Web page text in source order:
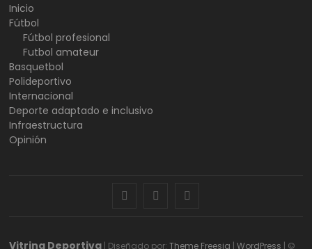
Inicio
Fútbol
Fútbol profesional
Futbol amateur
Basquetbol
Polideportivo
Internacional
Deporte adaptado e inclusivo
Infraestructura
Opinión
facebook twitter
Vitrina Deportiva | Diseñado por:Theme Freesia |WordPress | ©